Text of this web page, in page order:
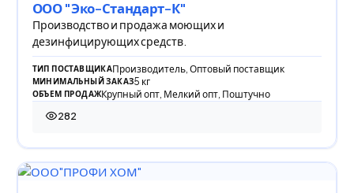
ООО "Эко-Стандарт-К"
Производство и продажа моющих и
дезинфицирующих средств.
ТИП ПОСТАВЩИКАПроизводитель, Оптовый поставщик
МИНИМАЛЬНЫЙ ЗАКАЗ5 кг
ОБЪЕМ ПРОДАЖКрупный опт, Мелкий опт, Поштучно
282
282 просмотра